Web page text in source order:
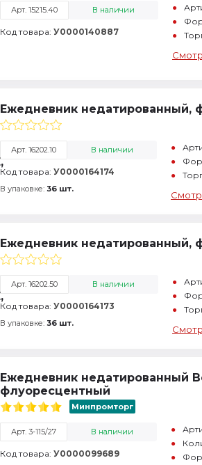
Арт. 15215.40 В наличии
Код товара: У0000140887
Ежедневник недатированный,
Арт. 16202.10 В наличии
Код товара: У0000164174
В упаковке: 36 шт.
Ежедневник недатированный,
Арт. 16202.50 В наличии
Код товара: У0000164173
В упаковке: 36 шт.
Ежедневник недатированный
флуоресцентный
Минпромторг
Арт. 3-115/27 В наличии
Код товара: У0000099689